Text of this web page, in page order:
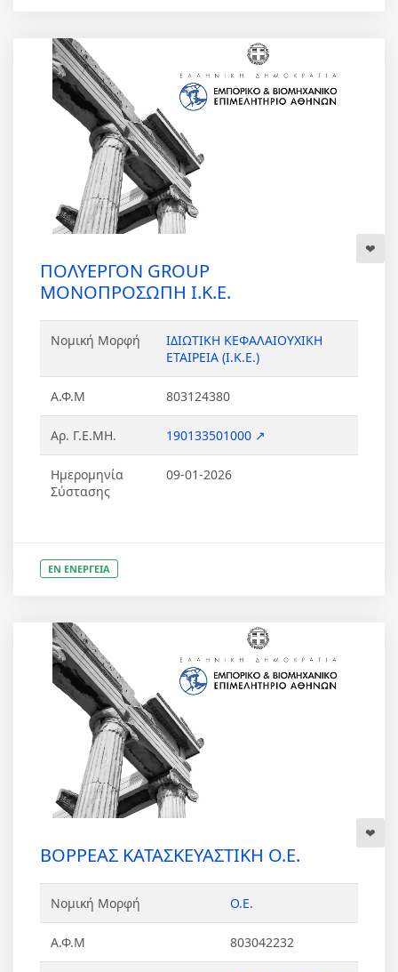
ΠΟΛΥΕΡΓΟΝ GROUP
ΜΟΝΟΠΡΟΣΩΠΗ Ι.Κ.Ε.
Νομική Μορφή
ΙΔΙΩΤΙΚΗ ΚΕΦΑΛΑΙΟΥΧΙΚΗ
ΕΤΑΙΡΕΙΑ (Ι.Κ.Ε.)
Α.Φ.Μ 803124380
Αρ. Γ.Ε.ΜΗ. 190133501000 ↗
Ημερομηνία
Σύστασης
09-01-2026
ΕΝ ΕΝΕΡΓΕΙΑ
ΒΟΡΡΕΑΣ ΚΑΤΑΣΚΕΥΑΣΤΙΚΗ Ο.Ε.
Νομική Μορφή Ο.Ε.
Α.Φ.Μ 803042232